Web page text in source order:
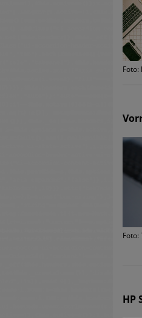
Foto:
Foto:
HP